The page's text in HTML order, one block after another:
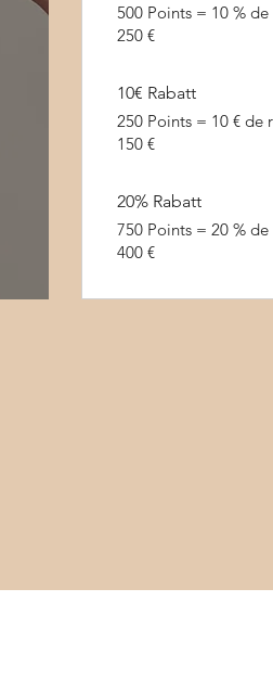
500 Points = 10 %
250 €
10€ Rabatt
250 Points = 10 € de
150 €
20% Rabatt
750 Points = 20 %
400 €